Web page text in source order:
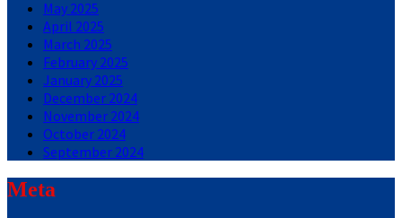
May 2025
April 2025
March 2025
February 2025
January 2025
December 2024
November 2024
October 2024
September 2024
Meta